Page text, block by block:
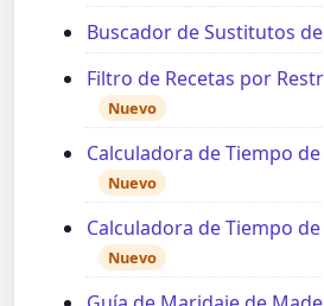
Buscador de Sustitutos
Filtro de Recetas por
Nuevo
Calculadora de Tiempo
Nuevo
Calculadora de Tiempo
Nuevo